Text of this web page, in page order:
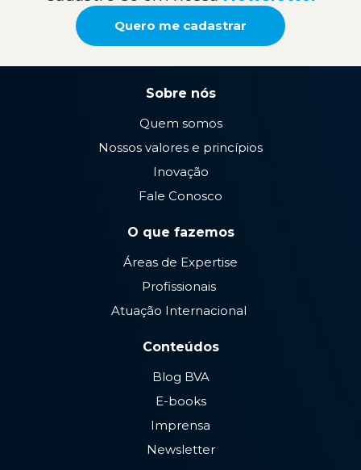
Quero me cadastrar
Sobre nós
Quem somos
Nossos valores e princípios
Inovação
Fale Conosco
O que fazemos
Áreas de Expertise
Profissionais
Atuação Internacional
Conteúdos
Blog BVA
E-books
Imprensa
Newsletter